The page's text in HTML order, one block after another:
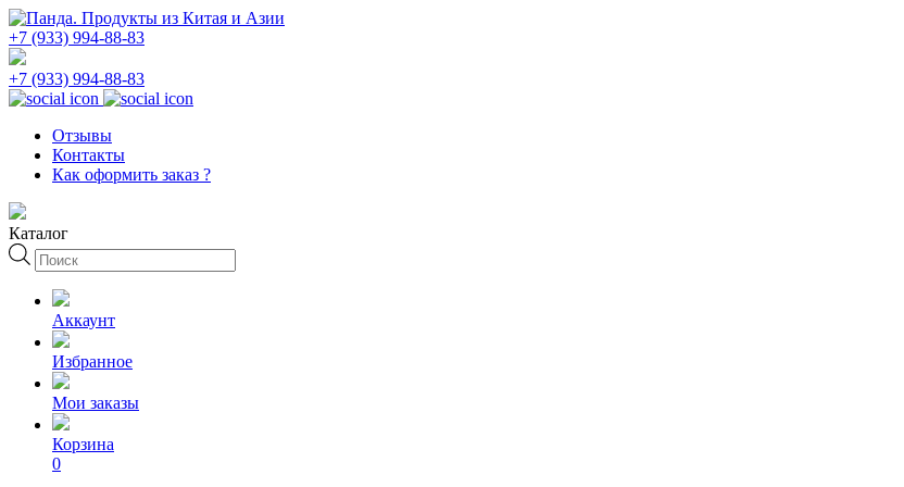
+7 (933) 994-88-83
+7 (933) 994-88-83
Отзывы
Контакты
Как оформить заказ ?
Каталог
Поиск
товаров
Аккаунт
Избранное
Мои заказы
Корзина
0